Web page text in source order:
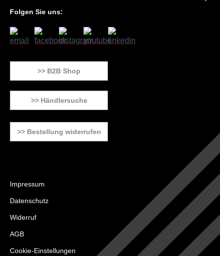
Folgen Sie uns:
>> B2B Shop
>> Händlersuche
>> Bestellung widerrufen
Impressum
Datenschutz
Widerruf
AGB
Cookie-Einstellungen